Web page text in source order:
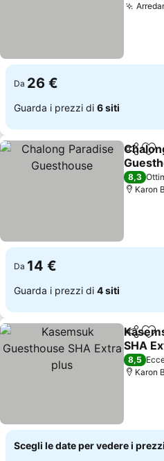
Da 26 €
Guarda i prezzi di 6 siti
Scopri
8,3
Karon
Da 14 €
Guarda i prezzi di 4 siti
SHA
Scopri
8,5
Karon
Scegli le date per vedere i